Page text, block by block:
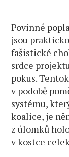
Povinné
jsou
fašistické
srdce
pokus.
v podobě
systému,
koalice, je
z úlomků
v kostce